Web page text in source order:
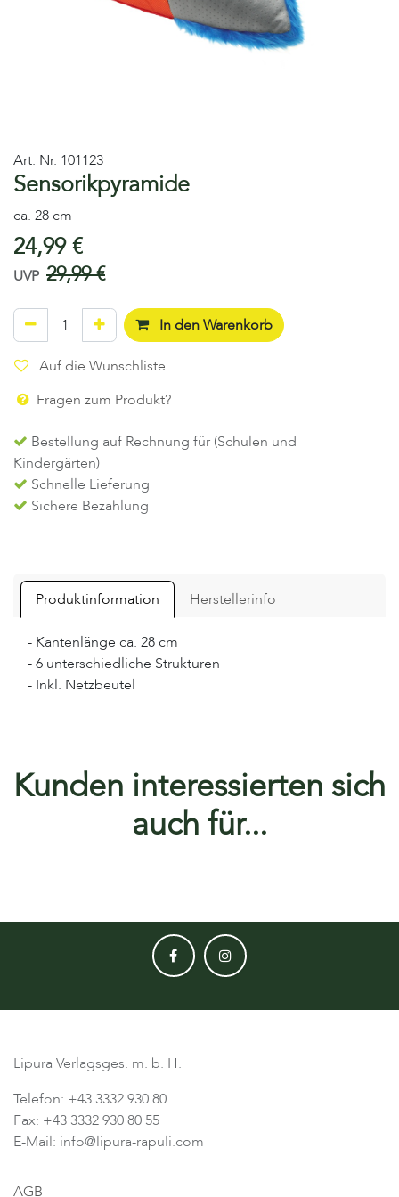
Art. Nr. 101123
Sensorikpyramide
ca. 28 cm
24,99€
UVP 29,99€
In den Warenkorb
Auf die Wunschliste
Fragen zum Produkt?
Bestellung auf Rechnung für (Schulen und
Kindergärten)
Schnelle Lieferung
Sichere Bezahlung
Produktinformation Herstellerinfo
- Kantenlänge ca. 28 cm
- 6 unterschiedliche Strukturen
- Inkl. Netzbeutel
Kunden interessierten sich
auch für...
Lipura Verlagsges. m. b. H.
Telefon: +43 3332 930 80
Fax: +43 3332 930 80 55
E-Mail: info@lipura-rapuli.com
AGB